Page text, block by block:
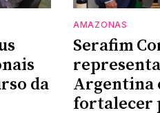
da
AMAZONAS
Serafim
Argentina
fortalecer